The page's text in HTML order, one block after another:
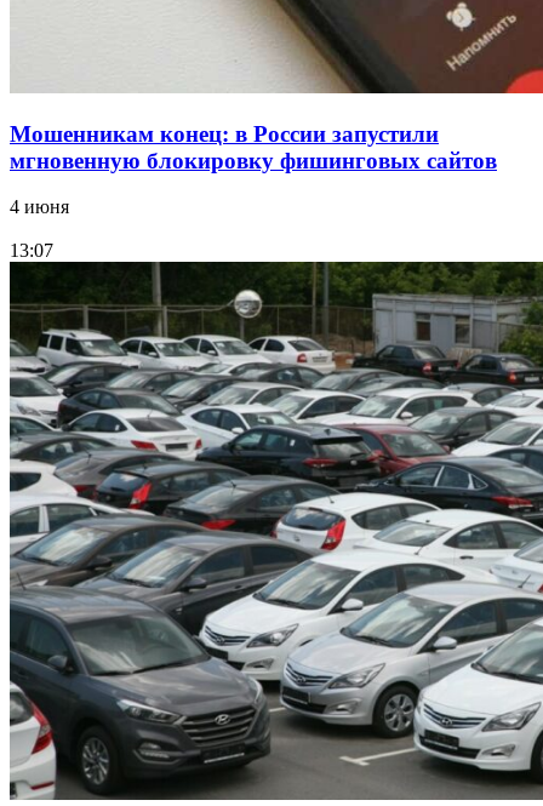
Мошенникам конец: в России запустили
мгновенную блокировку фишинговых сайтов
4 июня
13:07